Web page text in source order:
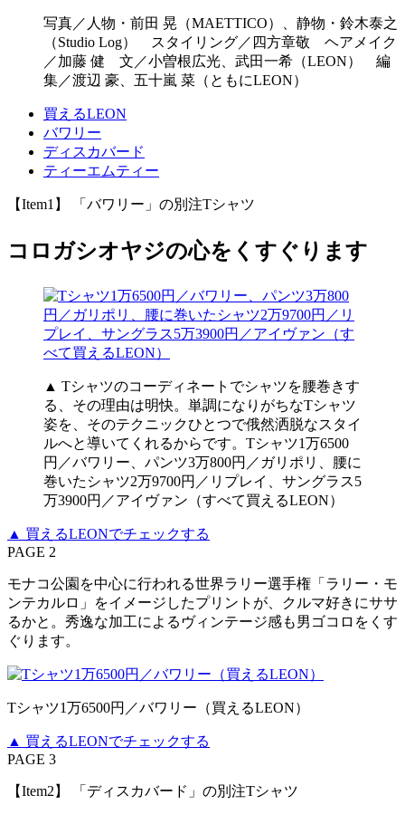
写真／人物・前田 晃（MAETTICO）、静物・鈴木泰之
（Studio Log） スタイリング／四方章敬 ヘアメイク
／加藤 健 文／小曽根広光、武田一希（LEON） 編
集／渡辺 豪、五十嵐 菜（ともにLEON）
買えるLEON
バワリー
ディスカバード
ティーエムティー
【Item1】 「バワリー」の別注Tシャツ
コロガシオヤジの心をくすぐります
▲ Tシャツのコーディネートでシャツを腰巻きす
る、その理由は明快。単調になりがちなTシャツ
姿を、そのテクニックひとつで俄然洒脱なスタイ
ルへと導いてくれるからです。Tシャツ1万6500
円／バワリー、パンツ3万800円／ガリポリ、腰に
巻いたシャツ2万9700円／リプレイ、サングラス5
万3900円／アイヴァン（すべて買えるLEON）
▲ 買えるLEONでチェックする
PAGE 2
モナコ公園を中心に行われる世界ラリー選手権「ラリー・モ
ンテカルロ」をイメージしたプリントが、クルマ好きにササ
るかと。秀逸な加工によるヴィンテージ感も男ゴコロをくす
ぐります。
Tシャツ1万6500円／バワリー（買えるLEON）
▲ 買えるLEONでチェックする
PAGE 3
【Item2】 「ディスカバード」の別注Tシャツ